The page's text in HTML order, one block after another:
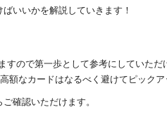
いいかを解説していきます！
ので第一歩として参考にしていただ
額なカードはなるべく避けてピックア
ご確認いただけます。